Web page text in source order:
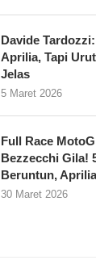
Davide
Aprilia, Tapi
Jelas
5 Maret 2026
Full Race
Bezzecchi Gila!
Beruntun,
30 Maret 2026